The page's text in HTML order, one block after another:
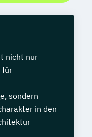
nicht nur
für
sondern
in den